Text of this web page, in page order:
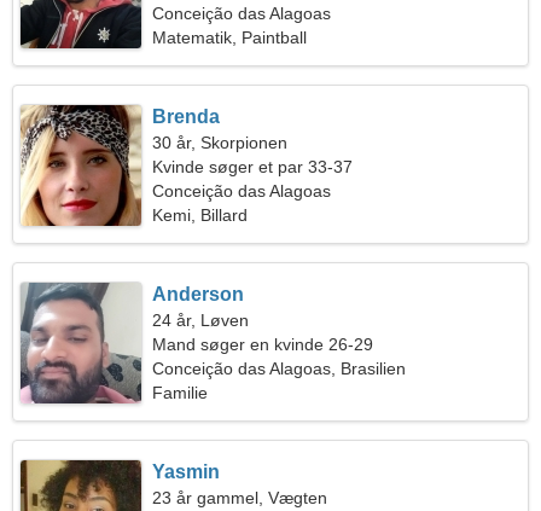
Conceição das Alagoas
Matematik, Paintball
Brenda
30 år, Skorpionen
Kvinde søger et par 33-37
Conceição das Alagoas
Kemi, Billard
Anderson
24 år, Løven
Mand søger en kvinde 26-29
Conceição das Alagoas, Brasilien
Familie
Yasmin
23 år gammel, Vægten